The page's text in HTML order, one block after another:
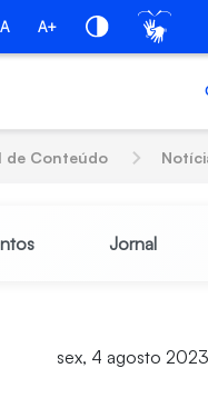
A A+
de Conteúdo
Jornal
sex, 4 agosto